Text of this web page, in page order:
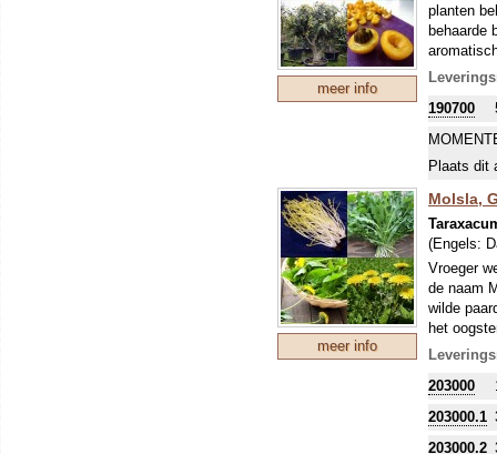
meer info
planten
behaarde
De vrucht
verwerkt
worden
op de
Mespilus
China en
wordt de
Wikipedia)
190700
Plaats dit
meer info
Molsla,
(Engels:
Vroeger
de naam
wilde
het
bleekpot
het licht
maar ze
De wortel
aan
203000
203000.1
203000.2